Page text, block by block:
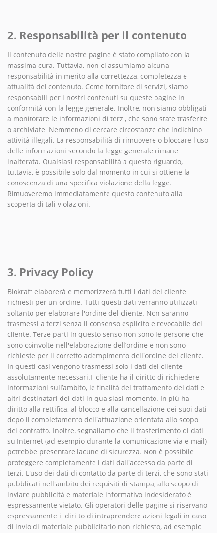
2. Responsabilità per il contenuto
Il contenuto delle nostre pagine è stato compilato con la
massima cura. Tuttavia, non ci assumiamo alcuna
responsabilità in merito alla correttezza, completezza e
attualità del contenuto. Come fornitore di servizi, siamo
responsabili per i nostri contenuti su queste pagine in
conformità con la legge generale. Inoltre, non siamo obbligati
a monitorare le informazioni di terzi, che sono state trasferite
o archiviate. Nemmeno di cercare circostanze che indichino
attività illegali. La responsabilità di rimuovere o bloccare l'uso
delle informazioni secondo la legge generale rimane
inalterata. Qualsiasi responsabilità a questo riguardo,
tuttavia, è possibile solo dal momento in cui si ottiene la
conoscenza di una specifica violazione della legge.
Rimuoveremo immediatamente questo contenuto alla
scoperta di tali violazioni.
3. Privacy Policy
Biokraft elaborerà e memorizzerà tutti i dati del cliente
richiesti per un ordine. Tutti questi dati verranno utilizzati
soltanto per elaborare l'ordine del cliente. Non saranno
trasmessi a terzi senza il consenso esplicito e revocabile del
cliente. Terze parti in questo senso non sono le persone che
sono coinvolte nell'elaborazione dell’ordine e non sono
richieste per il corretto adempimento dell'ordine del cliente.
In questi casi vengono trasmessi solo i dati del cliente
assolutamente necessari.Il cliente ha il diritto di richiedere
informazioni sull’ambito, le finalità del trattamento dei dati e
altri destinatari dei dati in qualsiasi momento. In più ha
diritto alla rettifica, al blocco e alla cancellazione dei suoi dati
dopo il completamento dell'attuazione orientata allo scopo
del contratto. Inoltre, segnaliamo che il trasferimento di dati
su Internet (ad esempio durante la comunicazione via e-mail)
potrebbe presentare lacune di sicurezza. Non è possibile
proteggere completamente i dati dall'accesso da parte di
terzi. L'uso dei dati di contatto da parte di terzi, che sono stati
pubblicati nell'ambito dei requisiti di stampa, allo scopo di
inviare pubblicità e materiale informativo indesiderato è
espressamente vietato. Gli operatori delle pagine si riservano
espressamente il diritto di intraprendere azioni legali in caso
di invio di materiale pubblicitario non richiesto, ad esempio